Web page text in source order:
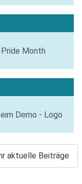
Month
Demo - Logo
aktuelle Beiträge